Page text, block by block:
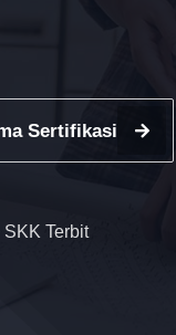
Sertifikasi
Terbit